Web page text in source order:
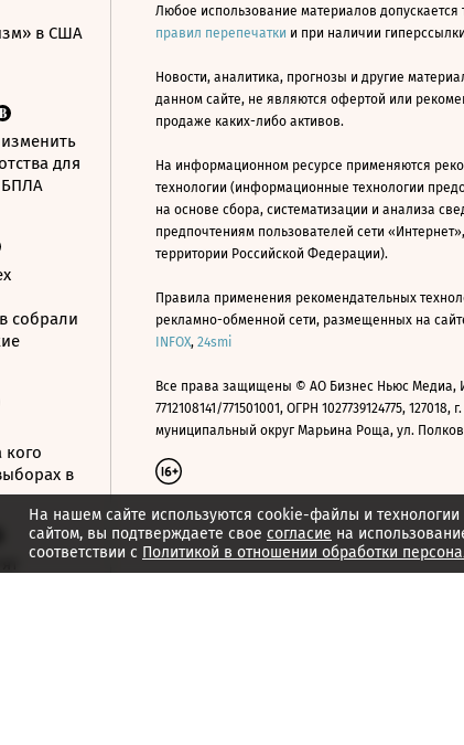
в США
для
БПЛА
собрали
кого
в
На нашем сайте используются cookie-файлы и
сайтом, вы подтверждаете свое согласие на
соответствии с Политикой в отношении обработки
Любое использование материалов допускается
правил перепечатки и при наличии
Новости, аналитика, прогнозы и другие
данном сайте, не являются офертой или
продаже каких-либо активов.
На информационном ресурсе применяются
технологии (информационные технологии
на основе сбора, систематизации и анализа
предпочтениям пользователей сети
территории Российской Федерации).
Правила применения рекомендательных
рекламно-обменной сети, размещенных на
INFOX, 24smi
Все права защищены © АО Бизнес Ньюс Медиа,
7712108141/771501001, ОГРН 1027739124775, 127018,
муниципальный округ Марьина Роща, ул.